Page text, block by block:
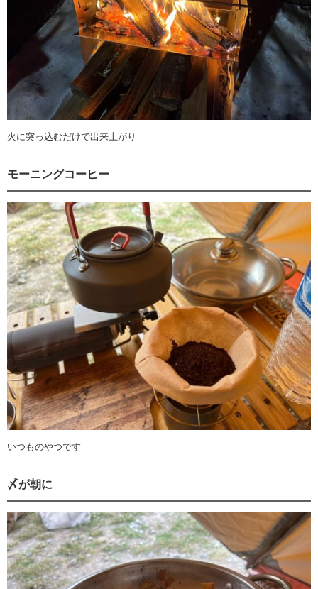
火に突っ込むだけで出来上がり
モーニングコーヒー
いつものやつです
〆が朝に